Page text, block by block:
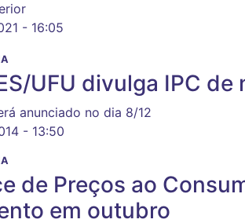
- 16:05
UFU divulga IPC de
anunciado no dia 8/12
- 13:50
de Preços ao
em outubro